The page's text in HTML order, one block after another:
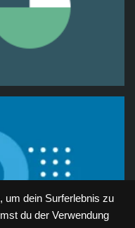
um dein Surferlebnis zu
du der Verwendung